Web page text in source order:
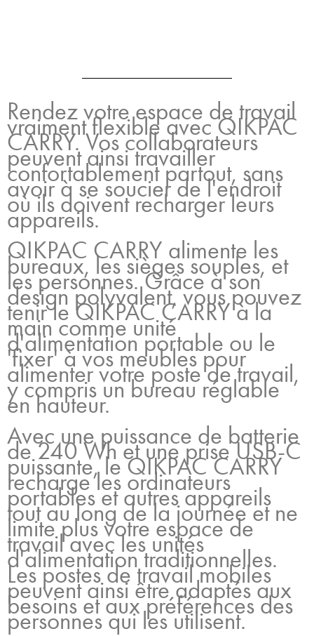
Rendez votre espace de travail
vraiment flexible avec QIKPAC
CARRY. Vos collaborateurs
peuvent ainsi travailler
confortablement partout, sans
avoir à se soucier de l'endroit
où ils doivent recharger leurs
appareils.
QIKPAC CARRY alimente les
bureaux, les sièges souples, et
les personnes. Grâce à son
design polyvalent, vous pouvez
tenir le QIKPAC CARRY à la
main comme unité
d'alimentation portable ou le
'fixer' à vos meubles pour
alimenter votre poste de travail,
y compris un bureau réglable
en hauteur.
Avec une puissance de batterie
de 240 Wh et une prise USB-C
puissante, le QIKPAC CARRY
recharge les ordinateurs
portables et autres appareils
tout au long de la journée et ne
limite plus votre espace de
travail avec les unités
d'alimentation traditionnelles.
Les postes de travail mobiles
peuvent ainsi être adaptés aux
besoins et aux préférences des
personnes qui les utilisent.